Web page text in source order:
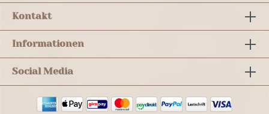
Kontakt
Informationen
Social Media